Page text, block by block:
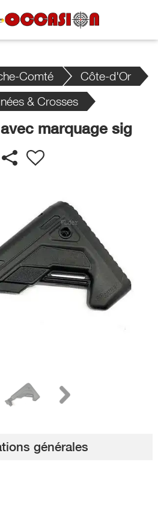
Comté
Côte-d'Or
& Crosses
marquage sig
générales